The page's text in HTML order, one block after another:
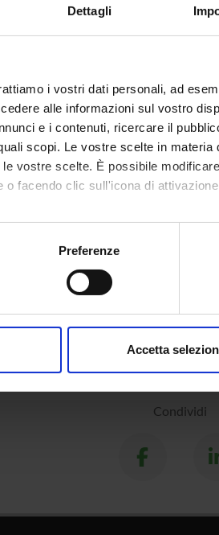
Dettagli
i vostri dati personali, ad
alle informazioni sul vostro
e i contenuti, ricercare il
scopi. Le vostre scelte in
vostre scelte. È possibile
o facendo clic sull'icona di
anche:
sulla tua posizione geografica, con
in qualsiasi momento dalla
Preferenze
Accetta
ESTERNI
Arsmetica
s.r.l
RICERCA COINVOLTE DAL PROGETTO
of matter with particles and
Condividi